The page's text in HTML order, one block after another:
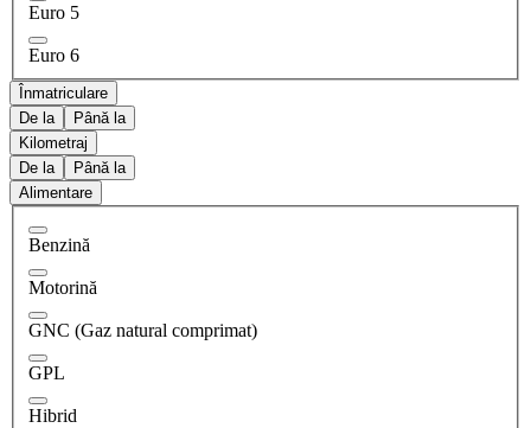
Euro 5
Euro 6
Înmatriculare
De la
Până la
Kilometraj
De la
Până la
Alimentare
Benzină
Motorină
GNC (Gaz natural comprimat)
GPL
Hibrid